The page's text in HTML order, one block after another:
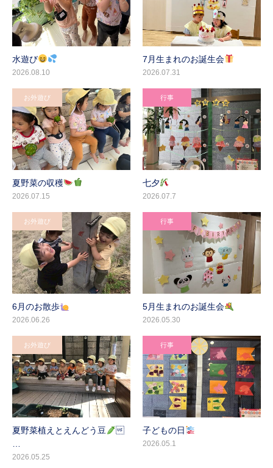
水遊び
2026.08.10
7月生まれのお誕生会
2026.07.31
お外遊び
夏野菜の収穫
2026.07.15
行事
七夕
2026.07.7
お外遊び
6月のお散歩
2026.06.26
行事
5月生まれのお誕生会
2026.05.30
お外遊び
夏野菜植えとえんどう豆
…
2026.05.25
行事
子どもの日
2026.05.1